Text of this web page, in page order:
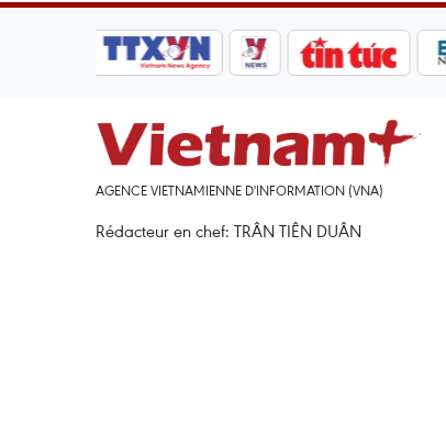
AGENCE VIETNAMIENNE D'INFORMATION (VNA)
Rédacteur en chef: TRÂN TIÊN DUÂN